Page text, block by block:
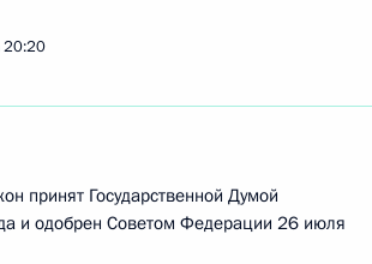
20:20
принят Государственной Думой
и одобрен Советом Федерации 26 июля